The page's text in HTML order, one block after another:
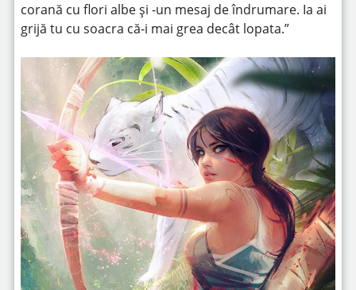
corană cu flori albe și -un mesaj de îndrumare. Ia ai
grijă tu cu soacra că-i mai grea decât lopata.”